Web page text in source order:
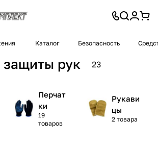
Каталог Безопасность
защиты рук 23
Перчат
ки
19
товаров
Рукави
цы
2 товара